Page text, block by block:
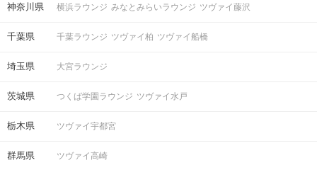
・受付前に以下①②をご対応のうえ、
①公式アプリのダウンロード ・ログイ
神奈川県 横浜ラウンジ みなとみらいラウンジ ツヴァイ藤沢
千葉県 千葉ラウンジ ツヴァイ柏 ツヴァイ船橋
埼玉県 大宮ラウンジ
茨城県 つくば学園ラウンジ ツヴァイ水戸
栃木県 ツヴァイ宇都宮
群馬県 ツヴァイ高崎